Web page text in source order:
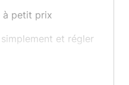
à petit prix
et régler
votre place